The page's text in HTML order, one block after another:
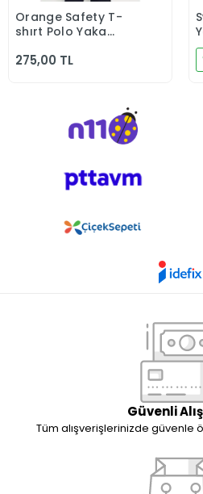
Sepete Ekle
Orange Safety T-
shırt Polo Yaka
275,00 TL
Güvenli
Tüm alışverişlerinizde güvenle